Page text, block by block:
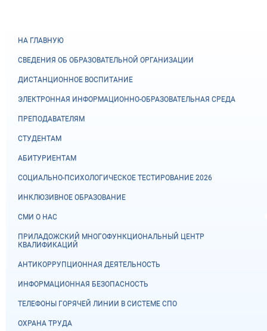
НА ГЛАВНУЮ
СВЕДЕНИЯ ОБ ОБРАЗОВАТЕЛЬНОЙ ОРГАНИЗАЦИИ
ДИСТАНЦИОННОЕ ВОСПИТАНИЕ
ЭЛЕКТРОННАЯ ИНФОРМАЦИОННО-ОБРАЗОВАТЕЛЬНАЯ СРЕДА
ПРЕПОДАВАТЕЛЯМ
СТУДЕНТАМ
АБИТУРИЕНТАМ
СОЦИАЛЬНО-ПСИХОЛОГИЧЕСКОЕ ТЕСТИРОВАНИЕ 2026
ИНКЛЮЗИВНОЕ ОБРАЗОВАНИЕ
СМИ О НАС
ПРИЛАДОЖСКИЙ МНОГОФУНКЦИОНАЛЬНЫЙ ЦЕНТР
КВАЛИФИКАЦИЙ
АНТИКОРРУПЦИОННАЯ ДЕЯТЕЛЬНОСТЬ
ИНФОРМАЦИОННАЯ БЕЗОПАСНОСТЬ
ТЕЛЕФОНЫ ГОРЯЧЕЙ ЛИНИИ В СИСТЕМЕ СПО
ОХРАНА ТРУДА